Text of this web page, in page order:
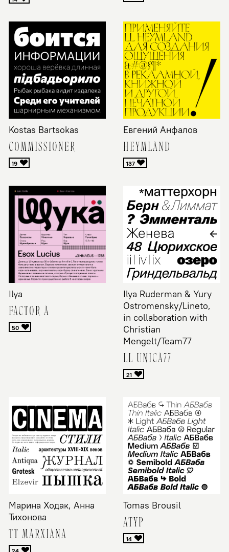
Kostas Bartsokas
COMMISSIONER
Евгений Анфалов
HEYMLAND
Ilya
FACTOR A
Ilya Ruderman & Yury
Ostromensky/Lineto,
in collaboration with
Christian
Mengelt/Team77
LL UNICA77
Марина Ходак, Анна
Тихонова
TT MARXIANA
Tomas Brousil
ATYP